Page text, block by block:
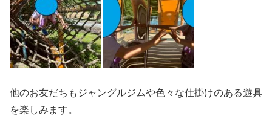
他のお友だちもジャングルジムや色々な仕掛けのある遊具
を楽しみます。